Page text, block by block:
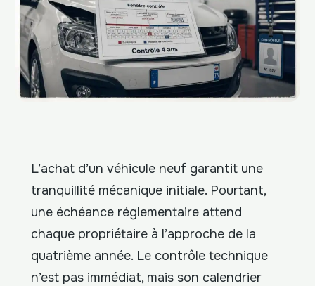
L’achat d’un véhicule neuf garantit une
tranquillité mécanique initiale. Pourtant,
une échéance réglementaire attend
chaque propriétaire à l’approche de la
quatrième année. Le contrôle technique
n’est pas immédiat, mais son calendrier